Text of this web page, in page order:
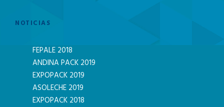
NOTICIAS
FEPALE 2018
ANDINA PACK 2019
EXPOPACK 2019
ASOLECHE 2019
EXPOPACK 2018